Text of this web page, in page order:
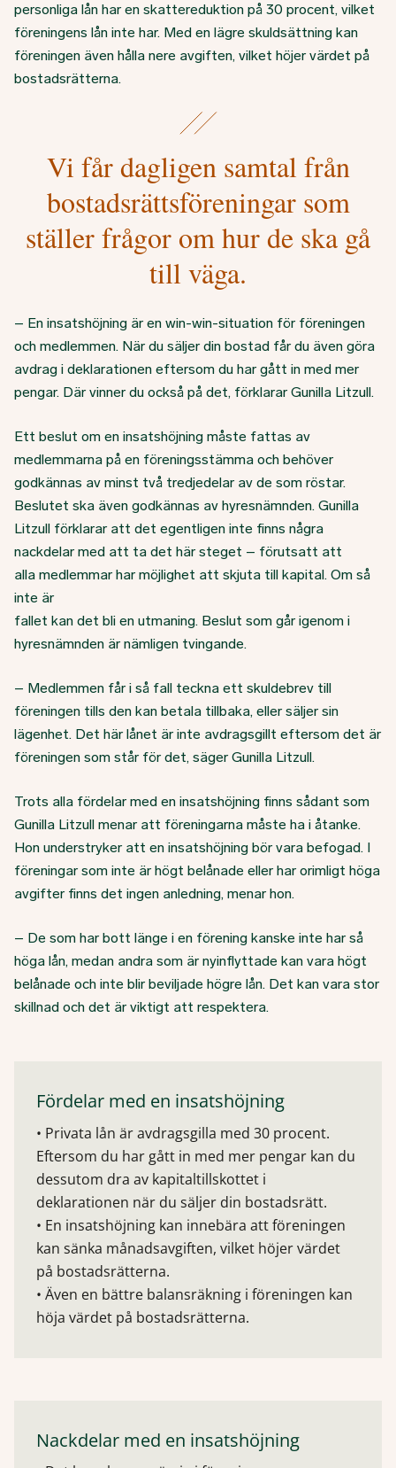
personliga lån har en skattereduktion på 30 procent, vilket
föreningens lån inte har. Med en lägre skuldsättning kan
föreningen även hålla nere avgiften, vilket höjer värdet på
bostadsrätterna.
Vi får dagligen samtal från
bostadsrättsföreningar som
ställer frågor om hur de ska gå
till väga.
– En insatshöjning är en win-win-situation för föreningen
och medlemmen. När du säljer din bostad får du även göra
avdrag i deklarationen eftersom du har gått in med mer
pengar. Där vinner du också på det, förklarar Gunilla Litzull.
Ett beslut om en insatshöjning måste fattas av
medlemmarna på en föreningsstämma och behöver
godkännas av minst två tredjedelar av de som röstar.
Beslutet ska även godkännas av hyresnämnden. Gunilla
Litzull förklarar att det egentligen inte finns några
nackdelar med att ta det här steget – förutsatt att
alla medlemmar har möjlighet att skjuta till kapital. Om så
inte är
fallet kan det bli en utmaning. Beslut som går igenom i
hyresnämnden är nämligen tvingande.
– Medlemmen får i så fall teckna ett skuldebrev till
föreningen tills den kan betala tillbaka, eller säljer sin
lägenhet. Det här lånet är inte avdragsgillt eftersom det är
föreningen som står för det, säger Gunilla Litzull.
Trots alla fördelar med en insatshöjning finns sådant som
Gunilla Litzull menar att föreningarna måste ha i åtanke.
Hon understryker att en insatshöjning bör vara befogad. I
föreningar som inte är högt belånade eller har orimligt höga
avgifter finns det ingen anledning, menar hon.
– De som har bott länge i en förening kanske inte har så
höga lån, medan andra som är nyinflyttade kan vara högt
belånade och inte blir beviljade högre lån. Det kan vara stor
skillnad och det är viktigt att respektera.
Fördelar med en insatshöjning
• Privata lån är avdragsgilla med 30 procent.
Eftersom du har gått in med mer pengar kan du
dessutom dra av kapitaltillskottet i
deklarationen när du säljer din bostadsrätt.
• En insatshöjning kan innebära att föreningen
kan sänka månadsavgiften, vilket höjer värdet
på bostadsrätterna.
• Även en bättre balansräkning i föreningen kan
höja värdet på bostadsrätterna.
Nackdelar med en insatshöjning